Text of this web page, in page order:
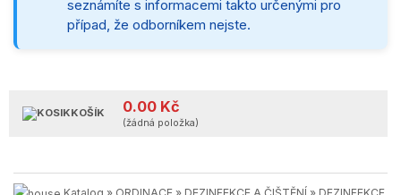
seznámíte s informacemi takto určenými pro
případ, že odborníkem nejste.
KOŠÍK 0.00 Kč
(žádná položka)